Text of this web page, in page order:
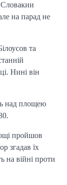
на парад не
та
Нині він
над площею
пройшов
згадав їх
на війні проти